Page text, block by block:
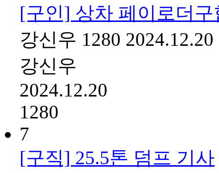
[구인] 상차 페이로더구
강신우 1280 2024.12.20
강신우
2024.12.20
1280
7
[구직] 25.5톤 덤프 기사